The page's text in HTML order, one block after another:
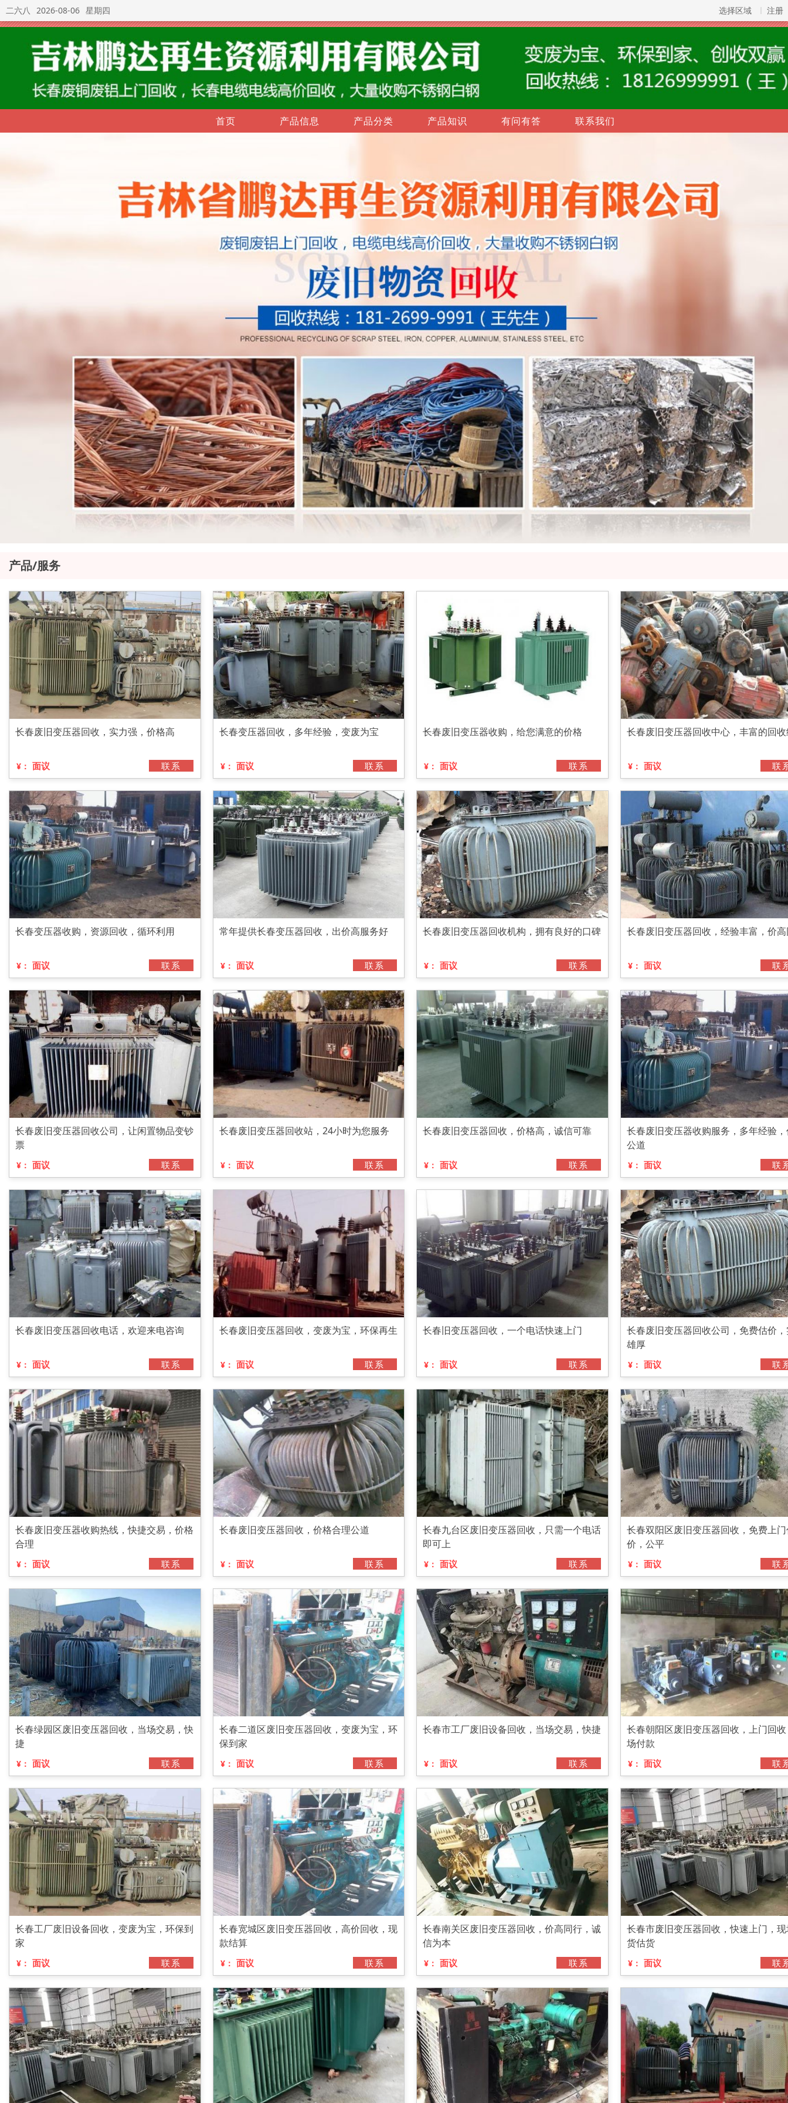
二六八 2026-08-06 星期四 选择区域 注册
首页 产品信息 产品分类 产品知识 有问有答 联系我们
产品/服务
长春废旧变压器回收，实力强，价格高
¥： 面议 联系
长春变压器回收，多年经验，变废为宝
¥： 面议 联系
长春废旧变压器收购，给您满意的价格
¥： 面议 联系
长春废旧变压器回收中心，丰富的回
¥： 面议 联
长春变压器收购，资源回收，循环利用
¥： 面议 联系
常年提供长春变压器回收，出价高服务好
¥： 面议 联系
长春废旧变压器回收机构，拥有良好的口碑
¥： 面议 联系
长春废旧变压器回收，经验丰富，价
¥： 面议 联
长春废旧变压器回收公司，让闲置物品变钞
票
¥： 面议 联系
长春废旧变压器回收站，24小时为您服务
¥： 面议 联系
长春废旧变压器回收，价格高，诚信可靠
¥： 面议 联系
长春废旧变压器收购服务，多年经验
公道
¥： 面议 联
长春废旧变压器回收电话，欢迎来电咨询
¥： 面议 联系
长春废旧变压器回收，变废为宝，环保再生
¥： 面议 联系
长春旧变压器回收，一个电话快速上门
¥： 面议 联系
长春废旧变压器回收公司，免费估价
雄厚
¥： 面议 联
长春废旧变压器收购热线，快捷交易，价格
合理
¥： 面议 联系
长春废旧变压器回收，价格合理公道
¥： 面议 联系
长春九台区废旧变压器回收，只需一个电话
即可上
¥： 面议 联系
长春双阳区废旧变压器回收，免费上
价，公平
¥： 面议 联
长春绿园区废旧变压器回收，当场交易，快
捷
¥： 面议 联系
长春二道区废旧变压器回收，变废为宝，环
保到家
¥： 面议 联系
长春市工厂废旧设备回收，当场交易，快捷
¥： 面议 联系
长春朝阳区废旧变压器回收，上门回
场付款
¥： 面议 联
长春工厂废旧设备回收，变废为宝，环保到
家
¥： 面议 联系
长春宽城区废旧变压器回收，高价回收，现
款结算
¥： 面议 联系
长春南关区废旧变压器回收，价高同行，诚
信为本
¥： 面议 联系
长春市废旧变压器回收，快速上门，
货估货
¥： 面议 联